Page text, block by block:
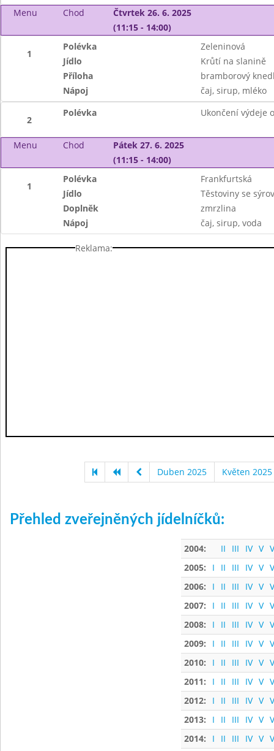
Menu
Chod
Čtvrtek 26. 6. 2025
(11:15 - 14:00)
1
Polévka
Zeleninová
Jídlo
Krůtí na slanině
Příloha
bramborový
Nápoj
čaj, sirup, mléko
2
Polévka Ukončení výdeje
Menu Chod
Pátek 27. 6. 2025
(11:15 - 14:00)
1
Polévka
Frankfurtská
Jídlo
Těstoviny se
Doplněk
zmrzlina
Nápoj
čaj, sirup, voda
Reklama:
Duben 2025 Květen 2025
Přehled zveřejněných jídelníčků:
2004: II III IV V
2005:
I II III IV V
2006:
I II III IV V
2007:
I II III IV V
2008:
I II III IV V
2009:
I II III IV V
2010:
I II III IV V
2011:
I II III IV V
2012:
I II III IV V
2013:
I II III IV V
2014:
I II III IV V